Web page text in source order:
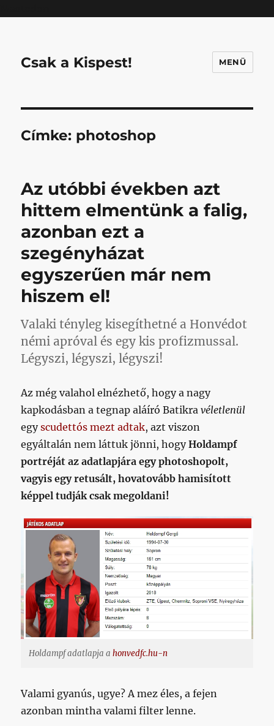
Csak a Kispest! MENÜ
Címke: photoshop
Az utóbbi években azt
hittem elmentünk a falig,
azonban ezt a
szegényházat
egyszerűen már nem
hiszem el!
Valaki tényleg kisegíthetné a Honvédot
némi apróval és egy kis profizmussal.
Légyszi, légyszi, légyszi!
Az még valahol elnézhető, hogy a nagy
kapkodásban a tegnap aláíró Batikravéletlenül
egyscudettós mezt adtak, azt viszon
egyáltalán nem láttuk jönni, hogyHoldampf
portréját az adatlapjára egy photoshopolt,
vagyis egy retusált, hovatovább hamisított
képpel tudják csak megoldani!
Holdampf adatlapja ahonvedfc.hu-n
Valami gyanús, ugye? A mez éles, a fejen
azonban mintha valami filter lenne.